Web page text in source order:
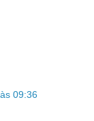
09:36